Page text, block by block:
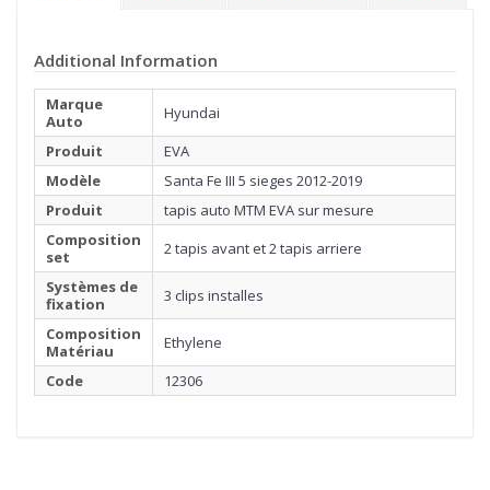
MATÉRIEL
Cliquez ici pour commencer
Additional Information
Marque
Auto
Hyundai
Produit
EVA
Modèle
Santa Fe III 5 sieges 2012-2019
Produit
tapis auto MTM EVA sur mesure
Composition
set
2 tapis avant et 2 tapis arriere
Systèmes de
fixation
3 clips installes
Composition
Matériau
Ethylene
Code
12306